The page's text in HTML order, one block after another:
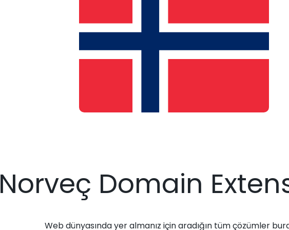
Norveç Domain
Web dünyasında yer almanız için aradığın tüm çözümler